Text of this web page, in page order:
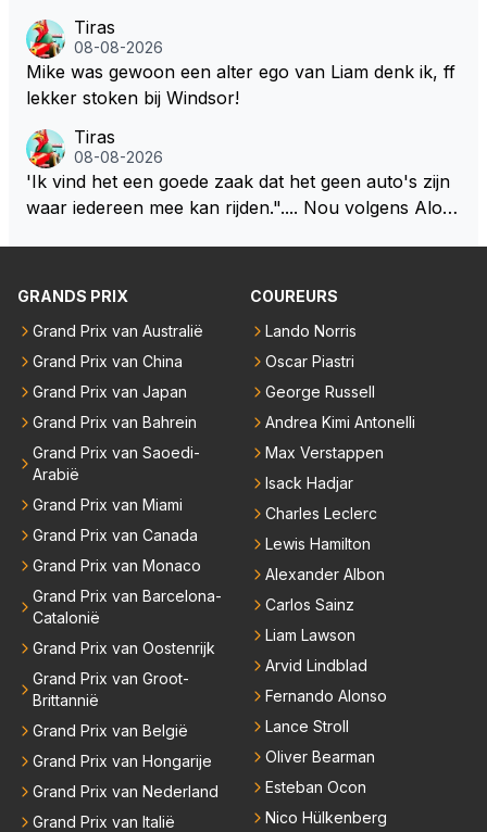
ton kan slopen. Hij heeft dat natuurlijk ook in zich, al
leen die shit-Red Bull moet beter.
reurs gezegd! Dat het lichter, korter en smaller zou
moeten onderschrijf ik maar het is niet gezegd dat ik
zijn visie van het huidige concept volg. Om de borst
sing eenvoudig. Maak de motor voor een groot deel
belangrijker dan de batterij in verhouding 65/35 en ni
emand zeurt meer. De verbetering van de F1 zit in d
e brandstof. De batterij zorgt op den duur weer voo
r een ander milieu probleem. Door de klimaatgekte i
egaan. Deze batterij heeft het gewicht in de F1 autos
erg omhoog geschroefd. Daar zou je al een behoorli
jke gewichtsvermindering mee doen en ruimte creër
er echte raceauto's te zien zodat iedereen weer teru
gkomt naar de F1 die inmiddels weggelopen zijn!
Tiras
08-08-2026
Mike was gewoon een alter ego van Liam denk ik, ff
lekker stoken bij Windsor!
Tiras
08-08-2026
'Ik vind het een goede zaak dat het geen auto's zijn
waar iedereen mee kan rijden.".... Nou volgens Alon
GRANDS PRIX
Grand Prix van Australië
Grand Prix van China
Grand Prix van Japan
Grand Prix van Bahrein
Grand Prix van Saoedi-
Arabië
Grand Prix van Miami
Grand Prix van Canada
Grand Prix van Monaco
Grand Prix van Barcelona-
Catalonië
Grand Prix van Oostenrijk
Grand Prix van Groot-
Brittannië
Grand Prix van België
Grand Prix van Hongarije
Grand Prix van Nederland
Grand Prix van Italië
COUREURS
Lando Norris
Oscar Piastri
George Russell
Andrea Kimi Antonelli
Max Verstappen
Isack Hadjar
Charles Leclerc
Lewis Hamilton
Alexander Albon
Carlos Sainz
Liam Lawson
Arvid Lindblad
Fernando Alonso
Lance Stroll
Oliver Bearman
Esteban Ocon
Nico Hülkenberg